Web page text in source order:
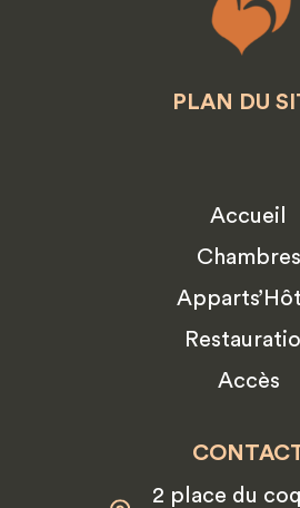
PLAN DU
Accueil
Chambres
Accès
2 place du